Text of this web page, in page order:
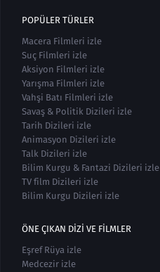
POPÜLER TÜRLER
Macera Filmleri izle
Suç Filmleri izle
Aksiyon Filmleri izle
Yarışma Filmleri izle
Vahşi Batı Filmleri izle
Savaş & Politik Dizileri izle
Tarih Dizileri izle
Animasyon Dizileri izle
Talk Dizileri izle
Bilim Kurgu & Fantazi Dizileri izle
TV film Dizileri izle
Bilim Kurgu Dizileri izle
ÖNE ÇIKAN DIZI VE FILMLER
Eşref Rüya izle
Medcezir izle